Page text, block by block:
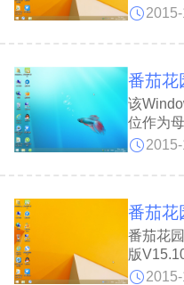
等特点
具，加
统，您
该
位作为
全新的
有人性
番茄花
版
用